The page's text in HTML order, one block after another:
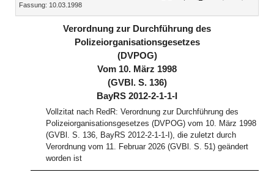
Fassung: 10.03.1998
(inaktiv)(inaktiv)
Verordnung zur Durchführung des
Polizeiorganisationsgesetzes
(DVPOG)
Vom 10. März 1998
(GVBl. S. 136)
BayRS 2012-2-1-1-I
Vollzitat nach RedR: Verordnung zur Durchführung des
Polizeiorganisationsgesetzes (DVPOG) vom 10. März 1998
(GVBl. S. 136, BayRS 2012-2-1-1-I), die zuletzt durch
Verordnung vom 11. Februar 2026 (GVBl. S. 51) geändert
worden ist